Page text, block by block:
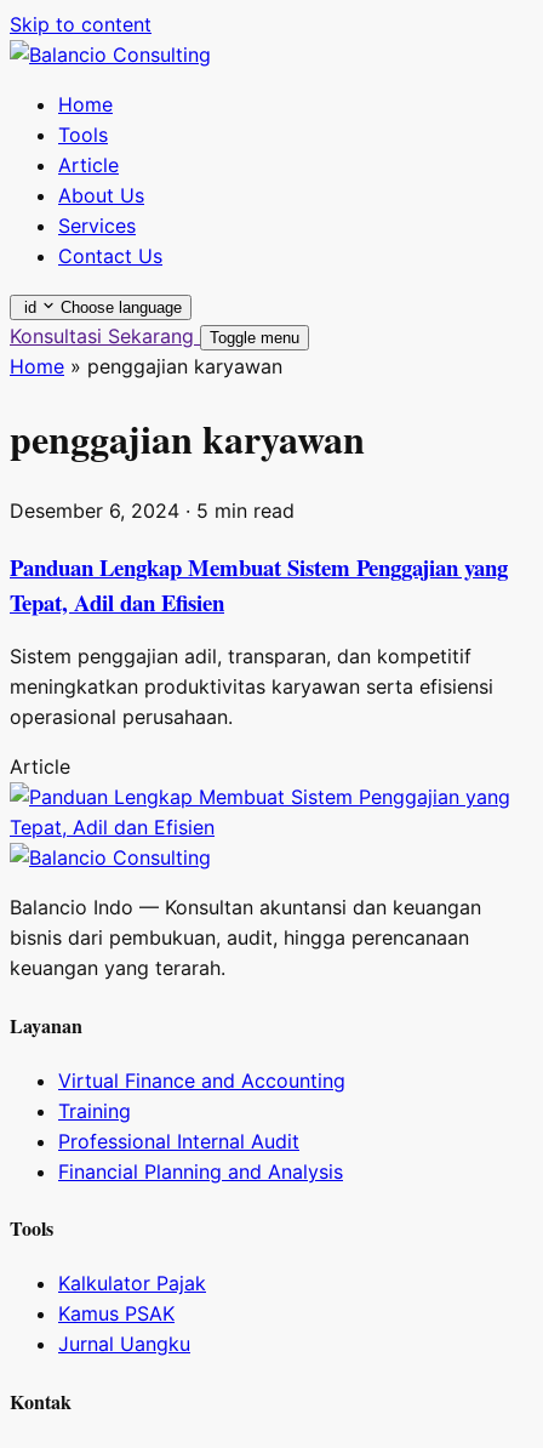
Skip to content
Home
Tools
Article
About Us
Services
Contact Us
id Choose language
Konsultasi Sekarang Toggle menu
Home » penggajian karyawan
penggajian karyawan
Desember 6, 2024 · 5 min read
Panduan Lengkap Membuat Sistem Penggajian yang
Tepat, Adil dan Efisien
Sistem penggajian adil, transparan, dan kompetitif
meningkatkan produktivitas karyawan serta efisiensi
operasional perusahaan.
Article
Balancio Indo — Konsultan akuntansi dan keuangan
bisnis dari pembukuan, audit, hingga perencanaan
keuangan yang terarah.
Layanan
Virtual Finance and Accounting
Training
Professional Internal Audit
Financial Planning and Analysis
Tools
Kalkulator Pajak
Kamus PSAK
Jurnal Uangku
Kontak